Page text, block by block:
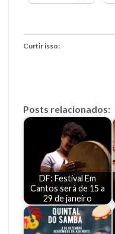
Curtir isso:
Posts relacionados:
DF: Festival Em
Cantos será de 15 a
29 de janeiro